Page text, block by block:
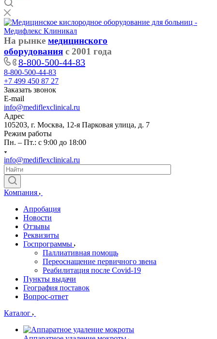
На рынке медицинского
оборудования с 2001 года
8-800-500-44-83
8-800-500-44-83
+7 499 450 87 27
Заказать звонок
E-mail
info@mediflexclinical.ru
Адрес
105203, г. Москва, 12-я Парковая улица, д. 7
Режим работы
Пн. – Пт.: с 9:00 до 18:00
info@mediflexclinical.ru
Компания
Апробация
Новости
Отзывы
Реквизиты
Госпрограммы
Паллиативная помощь
Переоснащение первичного звена
Реабилитация после Covid-19
Пункты выдачи
География поставок
Вопрос-ответ
Каталог